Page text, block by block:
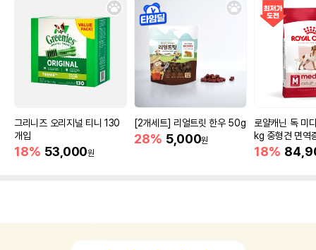
그리니즈 오리지널 티니 130
개입
18% 53,000원
[2개세트] 리얼트릿 한우 50g
28% 5,000원
로얄캐닌 독 미
kg 중형견 면역
18%